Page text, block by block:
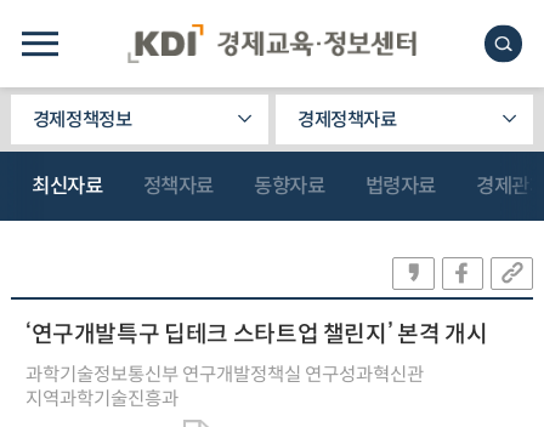
경제정책정보 경제정책자료
최신자료 정책자료 동향자료 법령자료 경제관
‘연구개발특구 딥테크 스타트업 챌린지’ 본격 개시
과학기술정보통신부 연구개발정책실 연구성과혁신관
지역과학기술진흥과